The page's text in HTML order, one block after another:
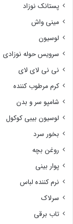
پستانک نوزاد
مینی واش
لوسیون
سرویس حوله نوزادی
نی نی لای لای
کرم مرطوب کننده
شامپو سر و بدن
لوسیون بیبی کوکول
بخور سرد
روغن بچه
پوار بینی
نرم کننده لباس
سرلاک
تاب برقی